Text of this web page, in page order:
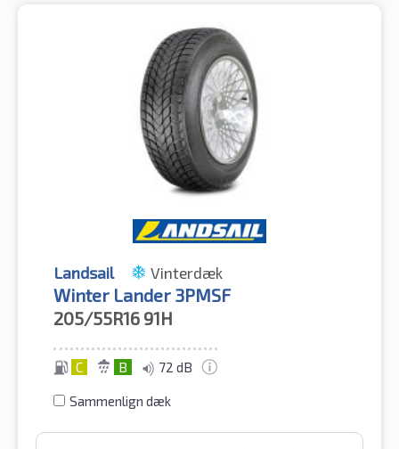
Landsail Vinterdæk
Winter Lander 3PMSF
205/55R16 91H
C B 72 dB
Sammenlign dæk